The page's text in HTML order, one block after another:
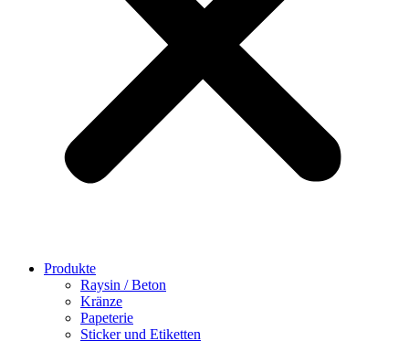
Produkte
Raysin / Beton
Kränze
Papeterie
Sticker und Etiketten